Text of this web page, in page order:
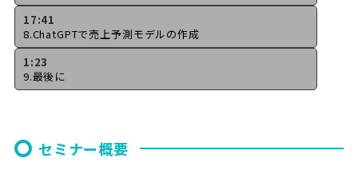
17:41
8.ChatGPTで売上予測モデルの作成
1:23
9.最後に
セミナー概要